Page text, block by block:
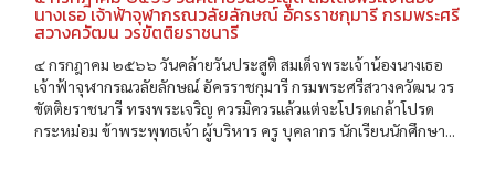
นางเธอ เจ้าฟ้าจุฬากรณวลัยลักษณ์ อัครราชกุมารี กรมพระศรี
สวางควัฒน วรขัตติยราชนารี
๔ กรกฎาคม ๒๕๖๖ วันคล้ายวันประสูติ สมเด็จพระเจ้าน้องนางเธอ
เจ้าฟ้าจุฬากรณวลัยลักษณ์ อัครราชกุมารี กรมพระศรีสวางควัฒน วร
ขัตติยราชนารี ทรงพระเจริญ ควรมิควรแล้วแต่จะโปรดเกล้าโปรด
กระหม่อม ข้าพระพุทธเจ้า ผู้บริหาร ครู บุคลากร นักเรียนนักศึกษา...